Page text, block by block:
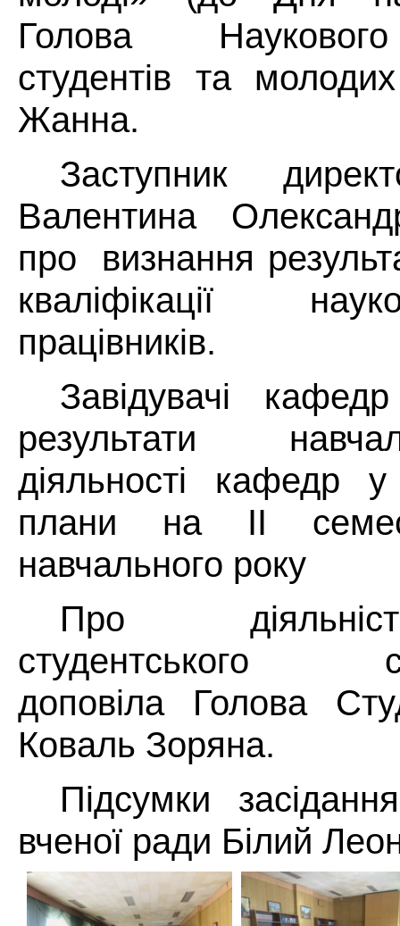
Голова
студентів та
Жанна.
Заступник
Валентина
про визнання
кваліфікації
працівників.
Завідувачі
результати
діяльності кафедр
плани на ІІ
навчального року
Про
студентського
доповіла Голова
Коваль Зоряна.
Підсумки
вченої ради Білий